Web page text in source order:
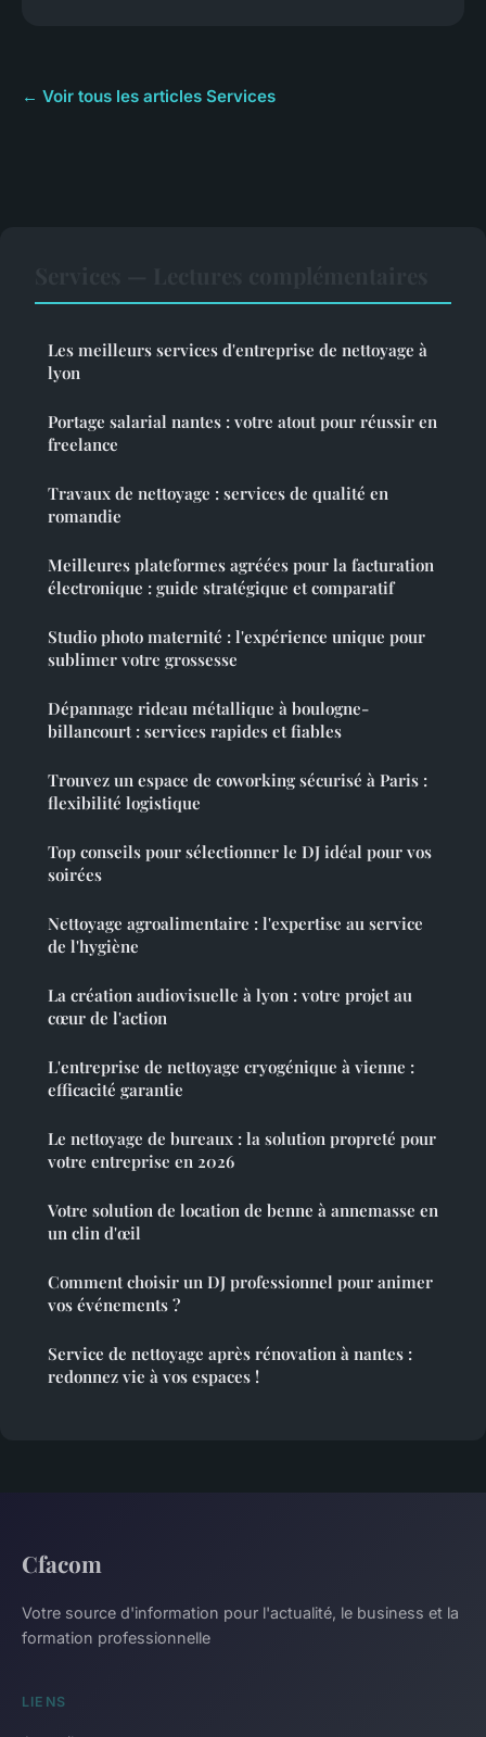
← Voir tous les articles Services
Les meilleurs services d'entreprise de nettoyage à
lyon
Portage salarial nantes : votre atout pour réussir en
freelance
Travaux de nettoyage : services de qualité en
romandie
Meilleures plateformes agréées pour la facturation
électronique : guide stratégique et comparatif
Studio photo maternité : l'expérience unique pour
sublimer votre grossesse
Dépannage rideau métallique à boulogne-
billancourt : services rapides et fiables
Trouvez un espace de coworking sécurisé à Paris :
flexibilité logistique
Top conseils pour sélectionner le DJ idéal pour vos
soirées
Nettoyage agroalimentaire : l'expertise au service
de l'hygiène
La création audiovisuelle à lyon : votre projet au
cœur de l'action
L'entreprise de nettoyage cryogénique à vienne :
efficacité garantie
Le nettoyage de bureaux : la solution propreté pour
votre entreprise en 2026
Votre solution de location de benne à annemasse en
un clin d'œil
Comment choisir un DJ professionnel pour animer
vos événements ?
Service de nettoyage après rénovation à nantes :
redonnez vie à vos espaces !
Cfacom
Votre source d'information pour l'actualité, le business et la
formation professionnelle
LIENS